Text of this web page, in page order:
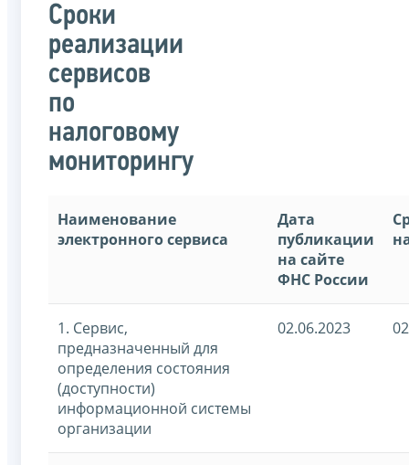
Сроки
реализации
сервисов
по
налоговому
мониторингу
Наименование
электронного сервиса
Дата
публикации
на сайте
ФНС России
1. Сервис,
предназначенный для
определения состояния
(доступности)
информационной системы
организации
02.06.2023